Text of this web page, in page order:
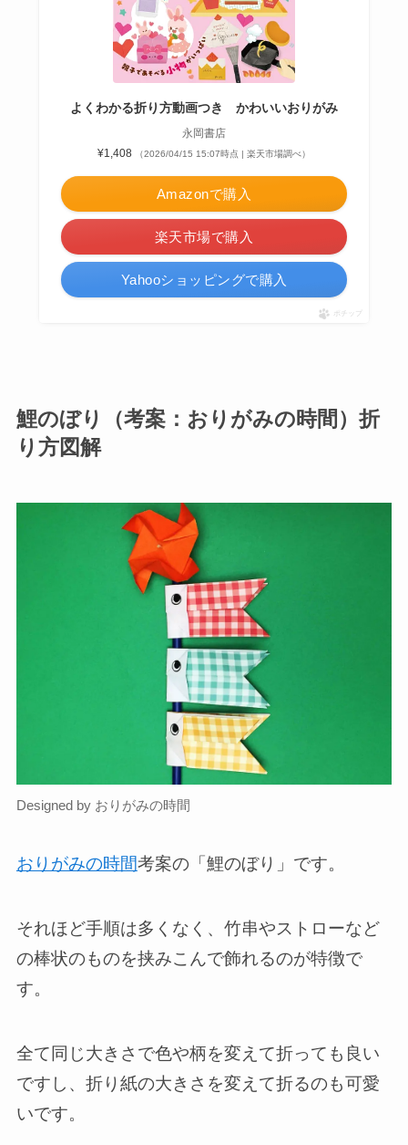
よくわかる折り方動画つき かわいいおりがみ
永岡書店
¥1,408
（2026/04/15 15:07時点 | 楽天市場調べ）
Amazonで購入
楽天市場で購入
Yahooショッピングで購入
ポチップ
鯉のぼり（考案：おりがみの時間）折
り方図解
Designed by おりがみの時間
おりがみの時間考案の「鯉のぼり」です。
それほど手順は多くなく、竹串やストローなど
の棒状のものを挟みこんで飾れるのが特徴で
す。
全て同じ大きさで色や柄を変えて折っても良い
ですし、折り紙の大きさを変えて折るのも可愛
いです。